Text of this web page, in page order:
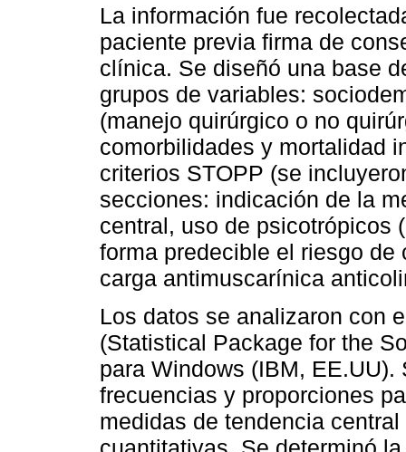
La información fue
paciente previa firma de
clínica. Se diseñó una base
grupos de variables:
(manejo quirúrgico o no
comorbilidades y mortalidad
criterios STOPP (se
secciones: indicación de la
central, uso de psicotrópicos
forma predecible el riesgo
carga antimuscarínica
Los datos se analizaron con
(Statistical Package for the
para Windows (IBM,
frecuencias y proporciones
medidas de tendencia